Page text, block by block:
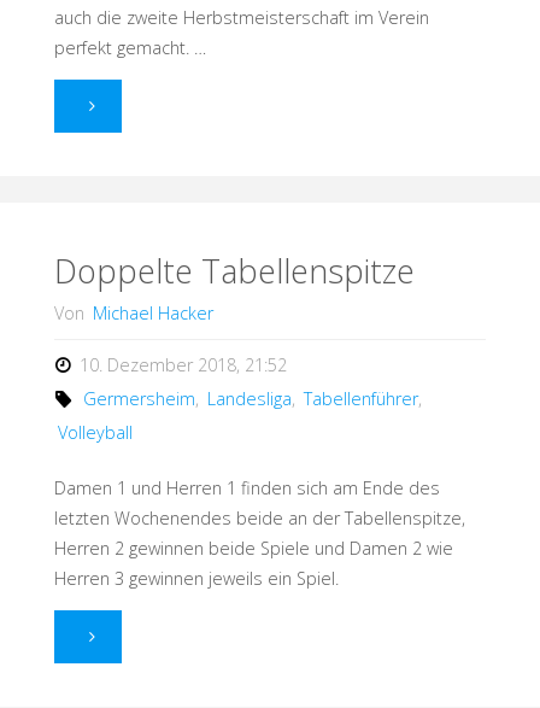
auch die zweite Herbstmeisterschaft im Verein
perfekt gemacht. …
"2x
2x
Herbstmeister"
Doppelte Tabellenspitze
Von Michael Hacker
10. Dezember 2018, 21:52
Germersheim, Landesliga, Tabellenführer,
Volleyball
Damen 1 und Herren 1 finden sich am Ende des
letzten Wochenendes beide an der Tabellenspitze,
Herren 2 gewinnen beide Spiele und Damen 2 wie
Herren 3 gewinnen jeweils ein Spiel.
"Doppelte